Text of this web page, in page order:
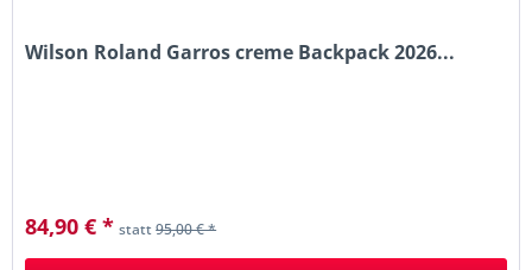
Wilson Roland Garros creme Backpack 2026...
84,90 € * statt95,00 € *